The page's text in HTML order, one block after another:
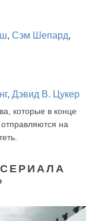
, Сэм Шепард,
, Дэвид В. Цукер
которые в конце
на